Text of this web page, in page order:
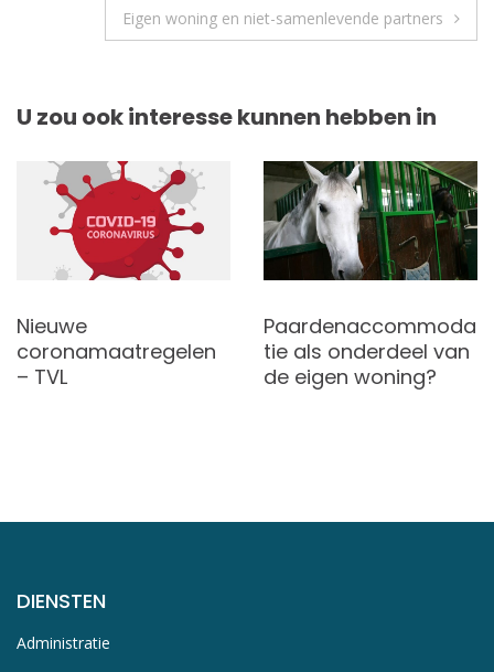
Eigen woning en niet-samenlevende partners
U zou ook interesse kunnen hebben in
Nieuwe
coronamaatregelen
– TVL
Paardenaccommoda
tie als onderdeel van
de eigen woning?
DIENSTEN
Administratie